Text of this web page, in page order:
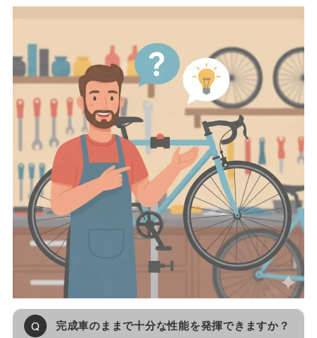
完成車のままで十分な性能を発揮できますか？